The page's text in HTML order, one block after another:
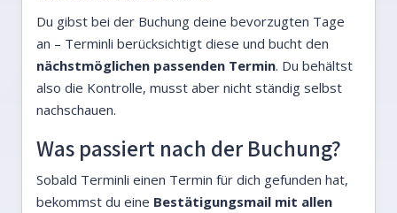
Du gibst bei der Buchung deine bevorzugten Tage
an – Terminli berücksichtigt diese und bucht den
nächstmöglichen passenden Termin. Du behältst
also die Kontrolle, musst aber nicht ständig selbst
nachschauen.
Was passiert nach der Buchung?
Sobald Terminli einen Termin für dich gefunden hat,
bekommst du eine Bestätigungsmail mit allen